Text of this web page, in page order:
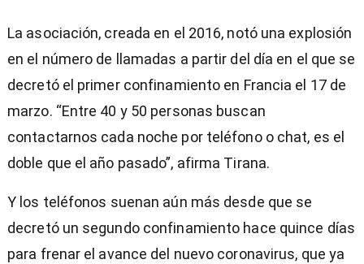
La asociación, creada en el 2016, notó una explosión
en el número de llamadas a partir del día en el que se
decretó el primer confinamiento en Francia el 17 de
marzo. “Entre 40 y 50 personas buscan
contactarnos cada noche por teléfono o chat, es el
doble que el año pasado”, afirma Tirana.
Y los teléfonos suenan aún más desde que se
decretó un segundo confinamiento hace quince días
para frenar el avance del nuevo coronavirus, que ya